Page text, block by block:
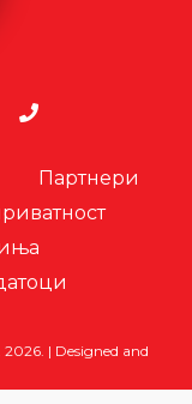
Партнери
| Designed and